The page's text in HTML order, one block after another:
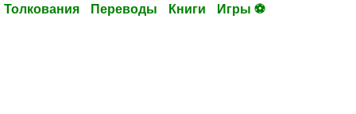
Толкования Переводы Книги Игры ⚽